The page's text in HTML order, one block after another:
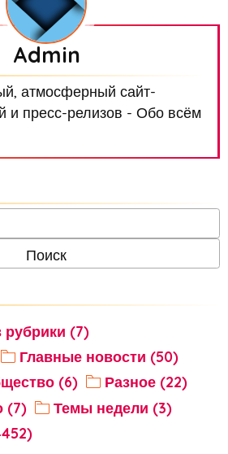
Admin
атмосферный сайт-
и пресс-релизов - Обо всём
рубрики (7)
Главные новости (50)
(6)
Разное (22)
(7)
Темы недели (3)